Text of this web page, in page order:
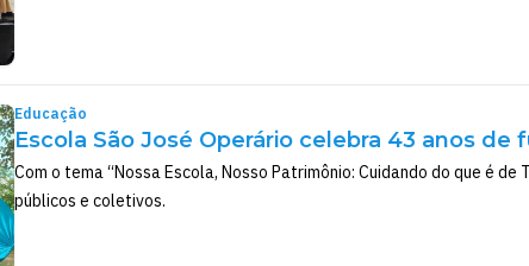
Educação
Escola São José Operário celebra 43 anos
Com o tema “Nossa Escola, Nosso Patrimônio: Cuidando do que é
públicos e coletivos.